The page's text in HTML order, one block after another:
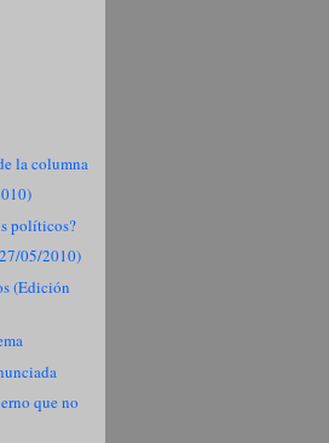
la columna
políticos?
05/2010)
(Edición
que no